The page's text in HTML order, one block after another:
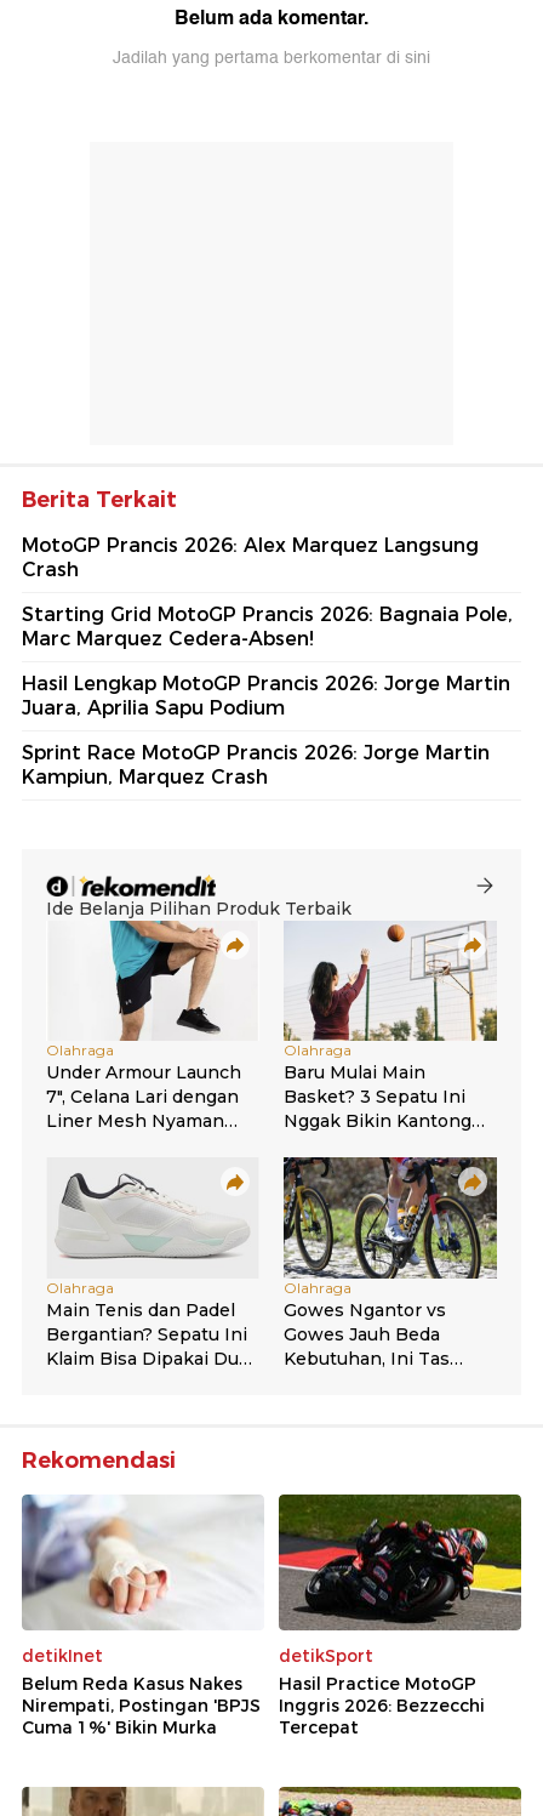
Belum ada komentar.
Jadilah yang pertama berkomentar di sini
Berita Terkait
MotoGP Prancis 2026: Alex Marquez Langsung
Crash
Starting Grid MotoGP Prancis 2026: Bagnaia Pole,
Marc Marquez Cedera-Absen!
Hasil Lengkap MotoGP Prancis 2026: Jorge Martin
Juara, Aprilia Sapu Podium
Sprint Race MotoGP Prancis 2026: Jorge Martin
Kampiun, Marquez Crash
Rekomendasi
detikInet
Belum Reda Kasus Nakes
Nirempati, Postingan 'BPJS
Cuma 1%' Bikin Murka
detikSport
Hasil Practice MotoGP
Inggris 2026: Bezzecchi
Tercepat